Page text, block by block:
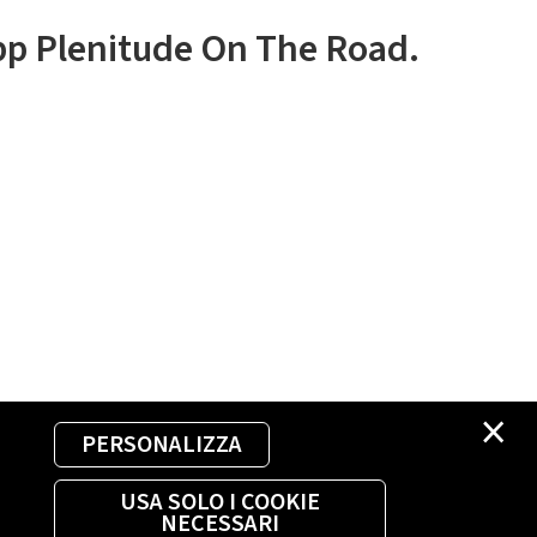
×
PERSONALIZZA
USA SOLO I COOKIE
NECESSARI
Plenitude On The Road.